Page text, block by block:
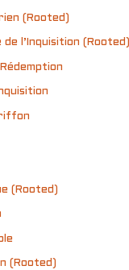
(Rooted)
de l’Inquisition (Rooted)
(Rooted)
(Rooted)